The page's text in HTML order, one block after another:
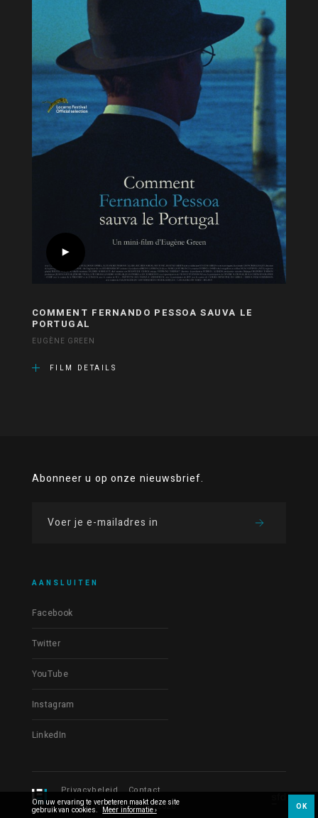
COMMENT FERNANDO PESSOA SAUVA LE
PORTUGAL
EUGÈNE GREEN
FILM DETAILS
Abonneer u op onze nieuwsbrief.
AANSLUITEN
Facebook
Twitter
YouTube
Instagram
LinkedIn
Privacybeleid
Contact
© Les Films du Fleuve 2026
Om uw ervaring te verbeteren maakt deze site
gebruik van cookies. Meer informatie › OK